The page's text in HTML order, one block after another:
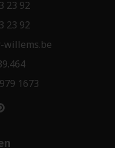
23 92
23 92
willems.be
1673